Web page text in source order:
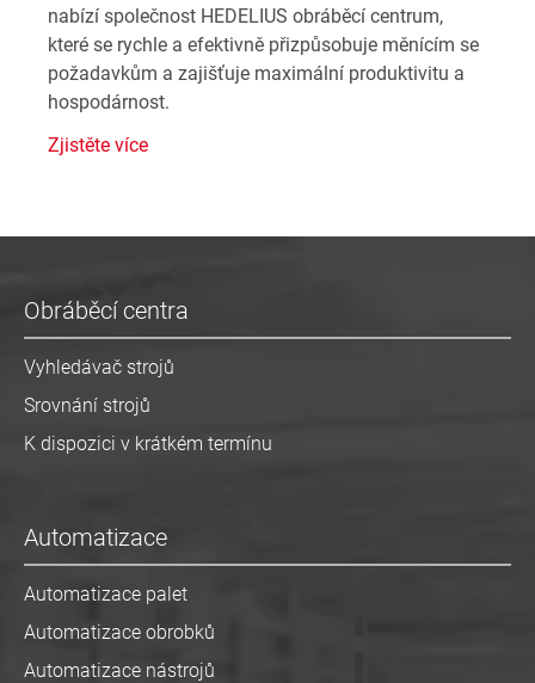
nabízí společnost HEDELIUS obráběcí centrum,
které se rychle a efektivně přizpůsobuje měnícím se
požadavkům a zajišťuje maximální produktivitu a
hospodárnost.
Zjistěte více
Obráběcí centra
Vyhledávač strojů
Srovnání strojů
K dispozici v krátkém termínu
Automatizace
Automatizace palet
Automatizace obrobků
Automatizace nástrojů